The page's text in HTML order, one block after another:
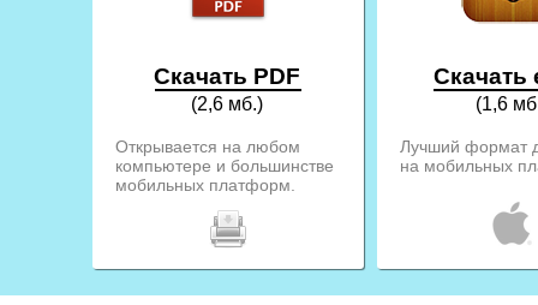
Скачать PDF
(2,6 мб.)
Открывается на любом
компьютере и большинстве
мобильных платформ.
Скачать
(1,6
Лучший формат
на мобильных